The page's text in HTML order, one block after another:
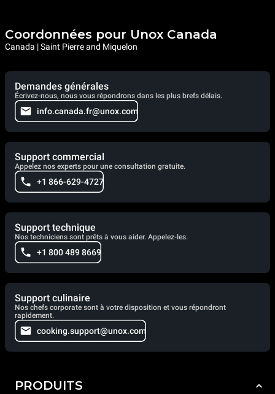
Coordonnées pour Unox Canada
Canada | Saint Pierre and Miquelon
Demandes générales
Écrivez-nous, nous vous répondrons dans les plus brefs délais.
info.canada.fr@unox.com
Support commercial
Appelez nos experts pour une consultation gratuite.
+1 866-629-4727
Support technique
Nos techniciens sont prêts à vous aider. Appelez-les.
+1 800 489 8669
Support culinaire
Nos chefs corporate sont à votre disposition et vous répondront
rapidement.
cooking.support@unox.com
PRODUITS